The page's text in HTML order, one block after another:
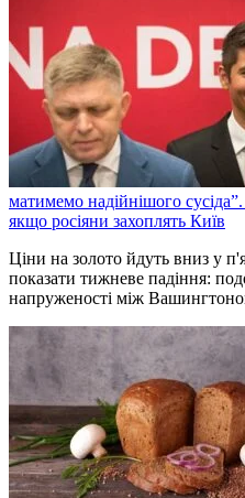
матимемо надійнішого
якщо росіяни захоплять Київ
Ціни на золото йдуть вниз у
показати тижневе падіння:
напруженості між